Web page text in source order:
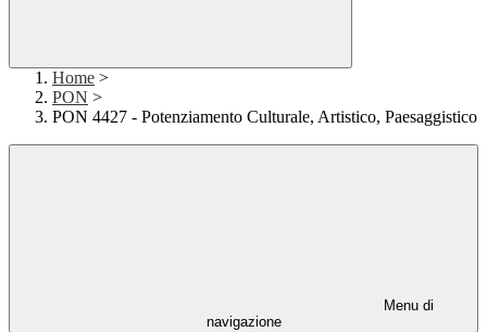
Home >
PON >
PON 4427 - Potenziamento Culturale, Artistico, Paesaggistico
Menu di
navigazione